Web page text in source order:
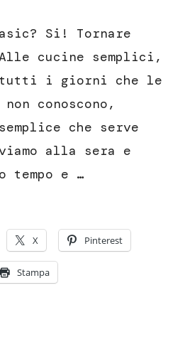
Si! Tornare
cucine semplici,
tutti i giorni che le
conoscono,
che serve
alla sera e
tempo e …
X Pinterest
Stampa